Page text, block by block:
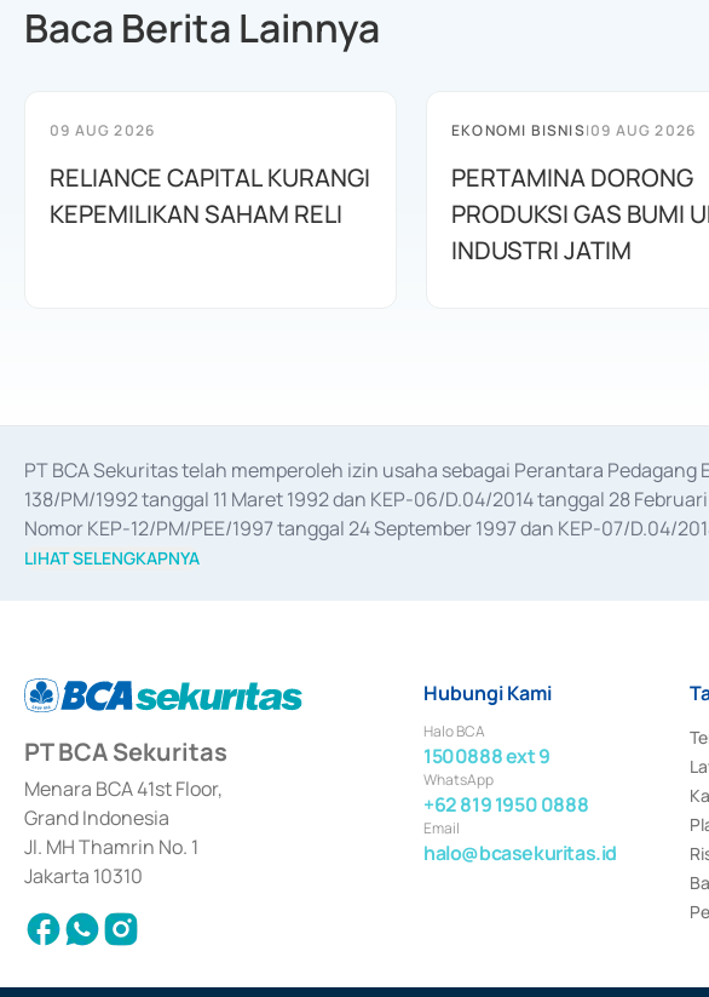
Baca Berita Lainnya
09 AUG 2026
RELIANCE CAPITAL KURANGI
KEPEMILIKAN SAHAM RELI
EKONOMI BISNIS|09 AUG 2026
PERTAMINA DORONG
PRODUKSI GAS BUMI
INDUSTRI JATIM
PT BCA Sekuritas telah memperoleh izin usaha sebagai Perantara
138/PM/1992 tanggal 11 Maret 1992 dan KEP-06/D.04/2014 tanggal 28
Nomor KEP-12/PM/PEE/1997 tanggal 24 September 1997 dan KEP-07/D.04/
merger, akuisisi, divestasi, dan
LIHAT SELENGKAPNYA
PT BCA Sekuritas
Menara BCA 41st Floor,
Grand Indonesia
Jl. MH Thamrin No. 1
Jakarta 10310
Hubungi Kami
Halo BCA
1500888 ext 9
WhatsApp
+62 819 1950 0888
Email
halo@bcasekuritas.id